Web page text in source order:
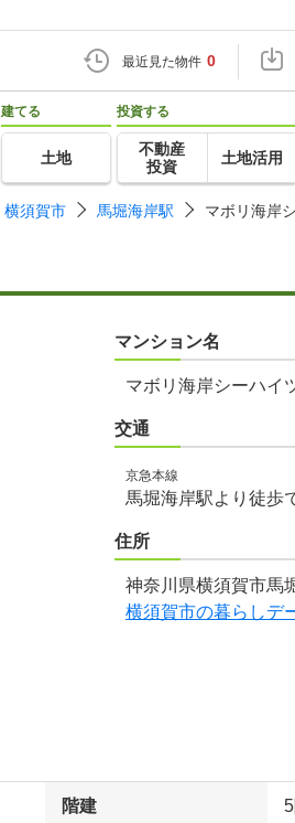
最近見た物件 0
建てる
土地
投資する
不動産
投資
土地活用
横須賀市 馬堀海岸駅 マボリ海岸
マンション名
マボリ海岸シーハイ
交通
京急本線
馬堀海岸駅より徒歩
住所
神奈川県横須賀市馬
横須賀市の暮らしデ
階建